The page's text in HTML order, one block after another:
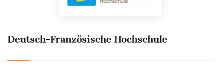
Deutsch-Französische Hochschule